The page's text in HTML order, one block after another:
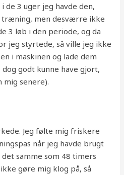
de 3 uger jeg havde den,
men desværre ikke
3 løb i den periode, og da
jeg styrtede, så ville jeg ikke
i maskinen og lade dem
godt kunne have gjort,
senere).
Jeg følte mig friskere
når jeg havde brugt
samme som 48 timers
gøre mig klog på, så